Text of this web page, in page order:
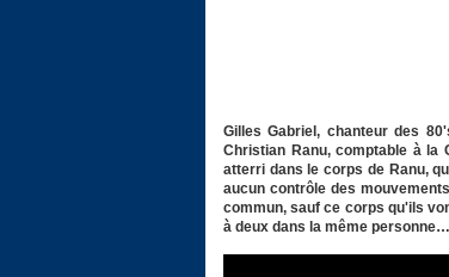
Gilles Gabriel, chanteur des
Christian Ranu, comptable à la
atterri dans le corps de Ranu,
aucun contrôle des
commun, sauf ce corps qu'ils
à deux dans la même personne…